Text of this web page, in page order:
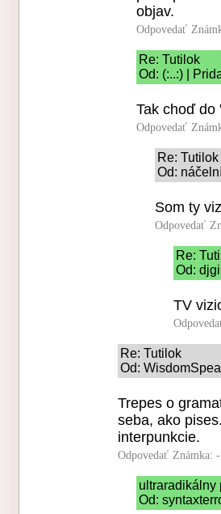
objav.
Odpovedať
Re: Tutilok
Od: (:..:) |
Tak choď do
Odpovedať
Re: Tutilok
Od:
Som ty
Odpovedať
Re:
Od:
TV
Re: Tutilok
Od:
Trepes o
seba, ako
interpunkcie.
Odpovedať Známka:
ultraradikálny
Od: